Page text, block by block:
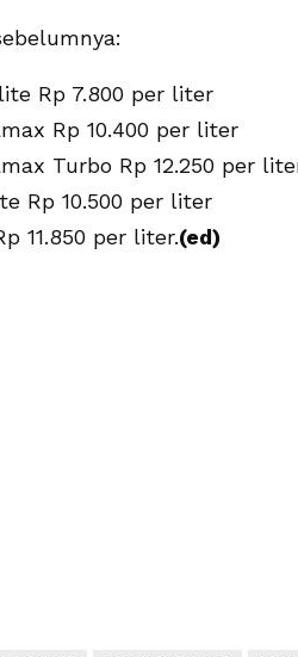
Rp 7.800 per liter
Rp 10.400 per liter
Turbo Rp 12.250 per
Rp 10.500 per liter
11.850 per liter.(ed)